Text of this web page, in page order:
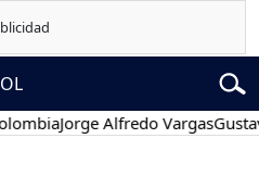
Jorge Alfredo VargasGustavo